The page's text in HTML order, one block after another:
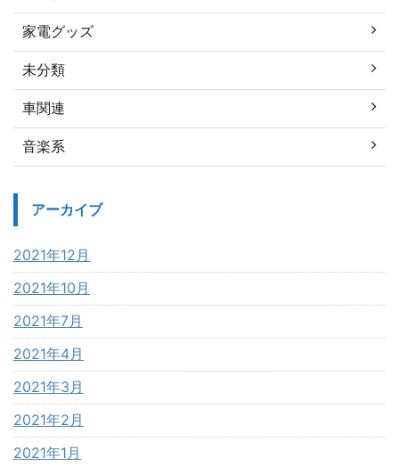
家電グッズ
未分類
車関連
音楽系
アーカイブ
2021年12月
2021年10月
2021年7月
2021年4月
2021年3月
2021年2月
2021年1月